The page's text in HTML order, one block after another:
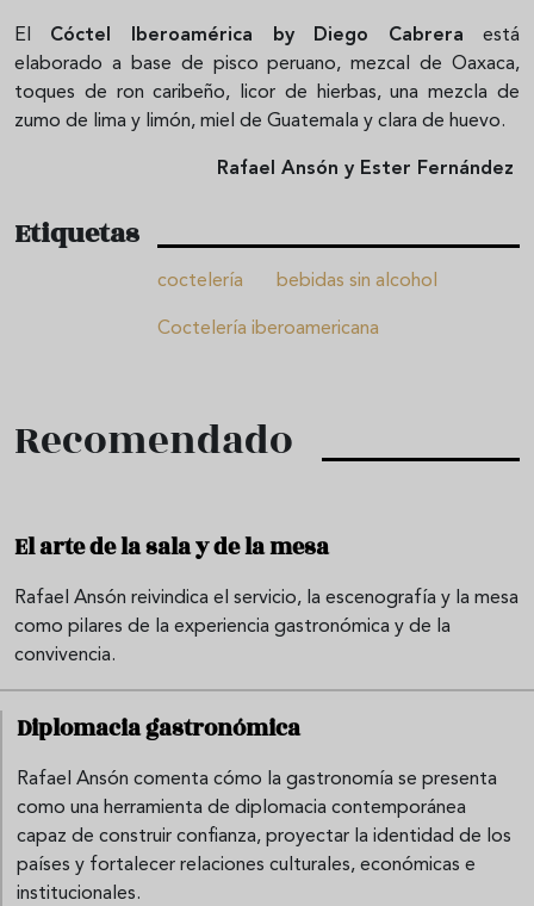
El Cóctel Iberoamérica by Diego Cabrera está
elaborado a base de pisco peruano, mezcal de Oaxaca,
toques de ron caribeño, licor de hierbas, una mezcla de
zumo de lima y limón, miel de Guatemala y clara de huevo.
Rafael Ansón y Ester Fernández
Etiquetas
coctelería bebidas sin alcohol
Coctelería iberoamericana
Recomendado
El arte de la sala y de la mesa
Rafael Ansón reivindica el servicio, la escenografía y la mesa
como pilares de la experiencia gastronómica y de la
convivencia.
Diplomacia gastronómica
Rafael Ansón comenta cómo la gastronomía se presenta
como una herramienta de diplomacia contemporánea
capaz de construir confianza, proyectar la identidad de los
países y fortalecer relaciones culturales, económicas e
institucionales.